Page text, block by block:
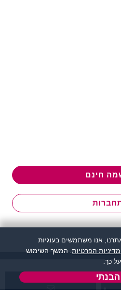
חינם
אנו משתמשים בעוגיות
מדיניות הפרטיות . המשך השימוש
כך.
הבנתי